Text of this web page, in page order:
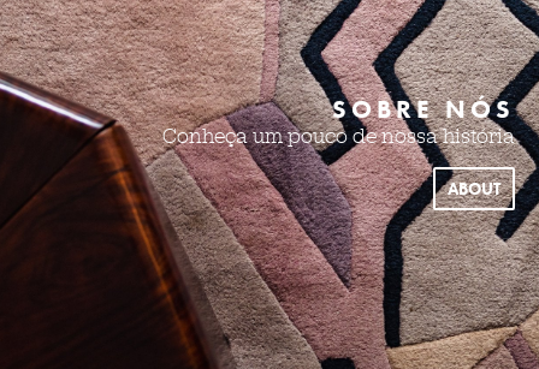
SOBRE NÓS
Conheça um pouco de nossa história
ABOUT